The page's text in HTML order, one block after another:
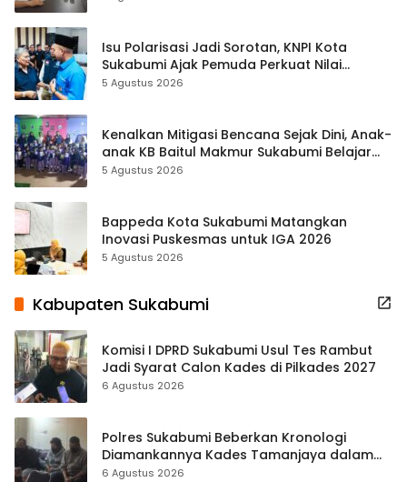
Isu Polarisasi Jadi Sorotan, KNPI Kota
Sukabumi Ajak Pemuda Perkuat Nilai
Kebangsaan
5 Agustus 2026
Kenalkan Mitigasi Bencana Sejak Dini, Anak-
anak KB Baitul Makmur Sukabumi Belajar
Lewat Boneka Tangan
5 Agustus 2026
Bappeda Kota Sukabumi Matangkan
Inovasi Puskesmas untuk IGA 2026
5 Agustus 2026
Kabupaten Sukabumi
Komisi I DPRD Sukabumi Usul Tes Rambut
Jadi Syarat Calon Kades di Pilkades 2027
6 Agustus 2026
Polres Sukabumi Beberkan Kronologi
Diamankannya Kades Tamanjaya dalam
Kasus Sabu
6 Agustus 2026